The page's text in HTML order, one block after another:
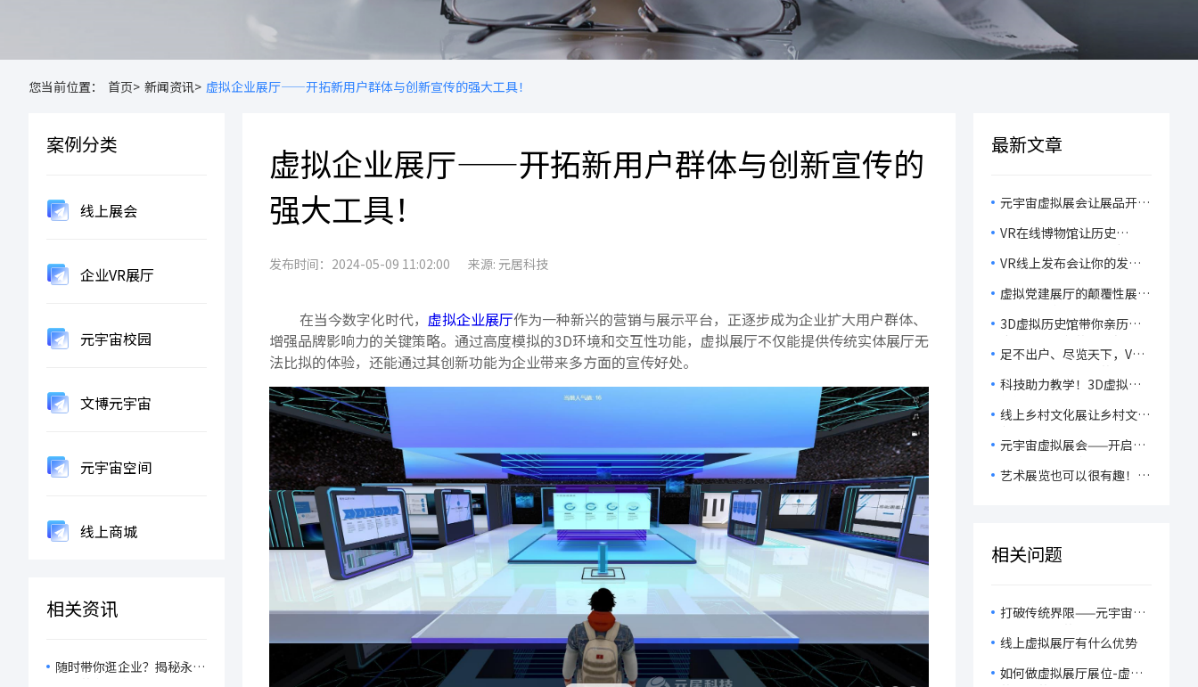
您当前位置： 首页> 新闻资讯> 虚拟企业展厅——开拓新用户群体与创新宣传的强大工具！
案例分类
线上展会
企业VR展厅
元宇宙校园
文博元宇宙
元宇宙空间
线上商城
相关资讯
随时带你逛企业？揭秘永不
虚拟企业展厅——开拓新用户群体与创新宣传的
强大工具！
发布时间：2024-05-09 11:02:00 来源: 元居科技
在当今数字化时代， 虚拟企业展厅作为一种新兴的营销与展示平台，正逐步成为企业扩大用户群体、
增强品牌影响力的关键策略。通过高度模拟的3D环境和交互性功能，虚拟展厅不仅能提供传统实体展厅无
法比拟的体验，还能通过其创新功能为企业带来多方面的宣传好处。
最新文章
元宇宙虚拟展会让展品开口
受科技的魅力！
VR在线博物馆让历史
“活”起来，开启历史文物
的沉浸式体验！
VR线上发布会让你的发布
可思议！
虚拟党建展厅的颠覆性展
党的辉煌历程！
3D虚拟历史馆带你亲历历
史，感受文化的无穷魅力！
足不出户、尽览天下，VR
验轻松又有趣！
科技助力教学！3D虚拟课
乐场’？
线上乡村文化展让乡村文
兴‘燃’起来！
元宇宙虚拟展会——开启一
心、展商获客舒心的展会旅
艺术展览也可以很有趣！
相关问题
打破传统界限——元宇宙虚
线上虚拟展厅有什么优势
如何做虚拟展厅展位-虚拟